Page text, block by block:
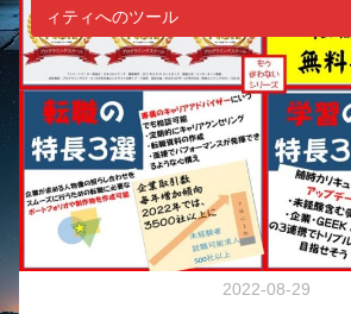
ィティへのツール
2022-08-29